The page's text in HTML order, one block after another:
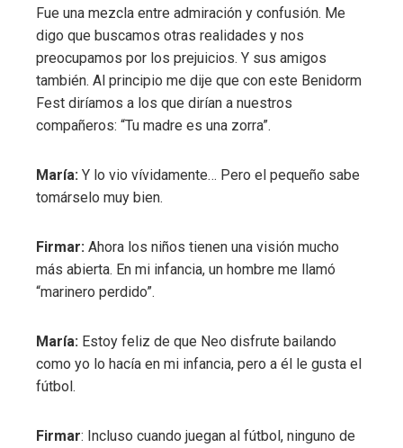
Fue una mezcla entre admiración y confusión. Me
digo que buscamos otras realidades y nos
preocupamos por los prejuicios. Y sus amigos
también. Al principio me dije que con este Benidorm
Fest diríamos a los que dirían a nuestros
compañeros: “Tu madre es una zorra”.
María: Y lo vio vívidamente… Pero el pequeño sabe
tomárselo muy bien.
Firmar: Ahora los niños tienen una visión mucho
más abierta. En mi infancia, un hombre me llamó
“marinero perdido”.
María: Estoy feliz de que Neo disfrute bailando
como yo lo hacía en mi infancia, pero a él le gusta el
fútbol.
Firmar: Incluso cuando juegan al fútbol, ​​ninguno de